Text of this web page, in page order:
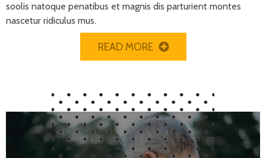
soolis natoque penatibus et magnis dis parturient montes
nascetur ridiculus mus.
READ MORE